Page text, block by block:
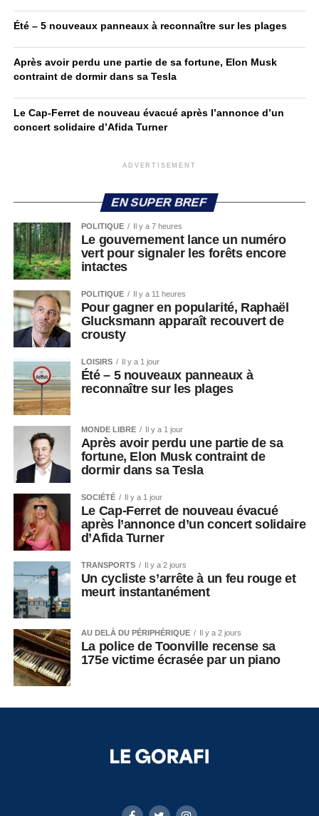
Été – 5 nouveaux panneaux à reconnaître sur les plages
Après avoir perdu une partie de sa fortune, Elon Musk
contraint de dormir dans sa Tesla
Le Cap-Ferret de nouveau évacué après l’annonce d’un
concert solidaire d’Afida Turner
ADVERTISEMENT
EN SUPER BREF
POLITIQUE Il y a 7 heures
Le gouvernement lance un numéro
vert pour signaler les forêts encore
intactes
POLITIQUE Il y a 11 heures
Pour gagner en popularité, Raphaël
Glucksmann apparaît recouvert de
crousty
LOISIRS Il y a 1 jour
Été – 5 nouveaux panneaux à
reconnaître sur les plages
MONDE LIBRE Il y a 1 jour
Après avoir perdu une partie de sa
fortune, Elon Musk contraint de
dormir dans sa Tesla
SOCIÉTÉ Il y a 1 jour
Le Cap-Ferret de nouveau évacué
après l’annonce d’un concert solidaire
d’Afida Turner
TRANSPORTS Il y a 2 jours
Un cycliste s’arrête à un feu rouge et
meurt instantanément
AU DELÀ DU PÉRIPHÉRIQUE Il y a 2 jours
La police de Toonville recense sa
175e victime écrasée par un piano